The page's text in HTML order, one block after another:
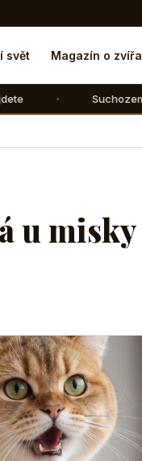
svět Magazín o
Suchozemské želvy:
u